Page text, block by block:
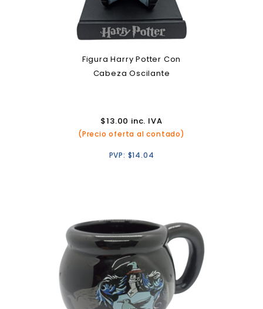
Figura Harry Potter Con
Cabeza Oscilante
$13.00 inc. IVA
(Precio oferta al contado)
PVP: $14.04